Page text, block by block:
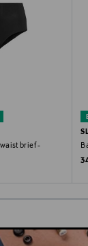
t-
brief -